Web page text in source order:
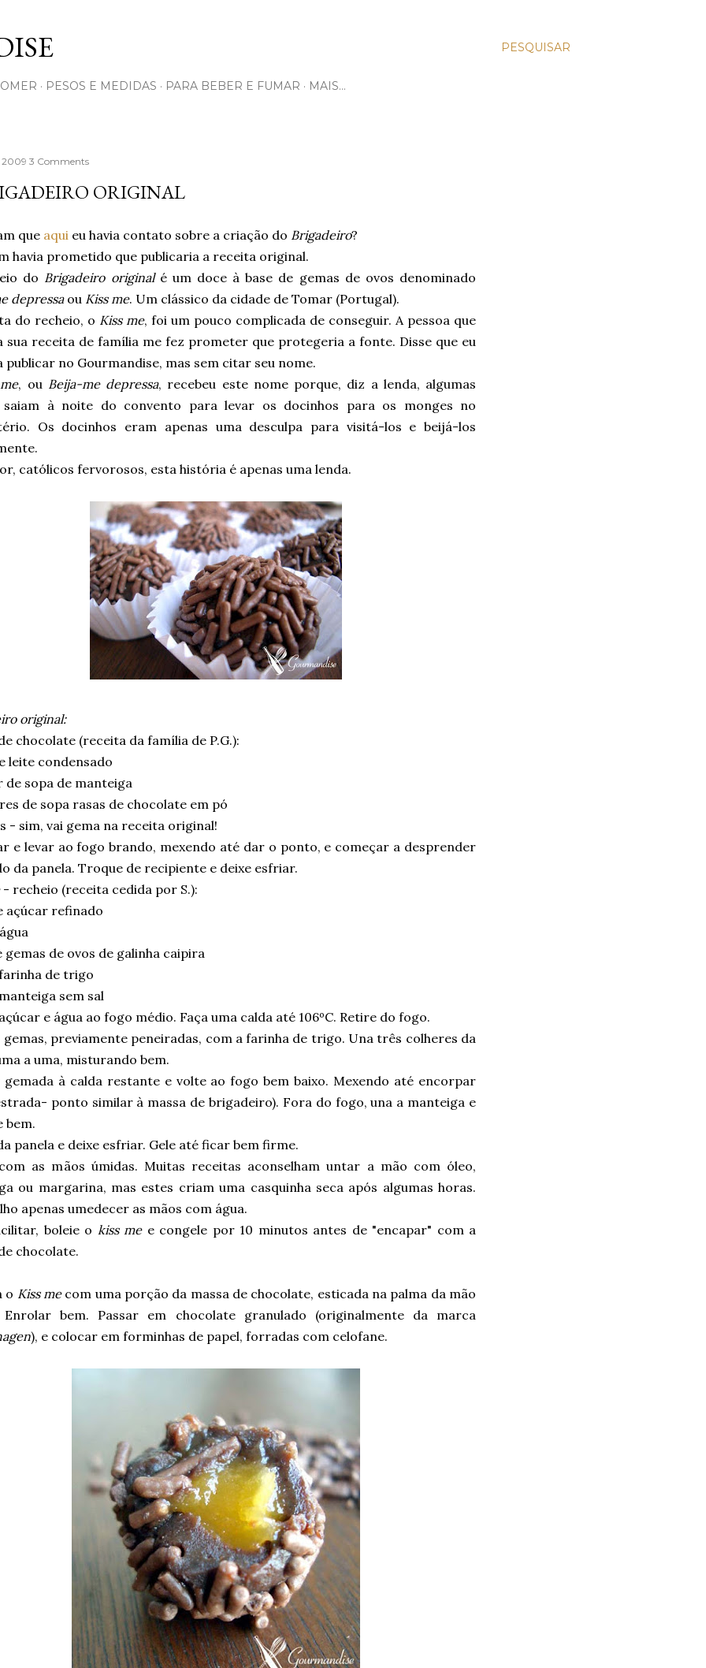
PESQUISAR
PESOS E MEDIDAS PARA BEBER E FUMAR MAIS…
2009 3 Comments
ORIGINAL
que aqui eu havia contato sobre a criação do Brigadeiro?
havia prometido que publicaria a receita original.
do Brigadeiro original é um doce à base de gemas de ovos denominado
depressaou Kiss me. Um clássico da cidade de Tomar (Portugal).
do recheio, o Kiss me, foi um pouco complicada de conseguir. A pessoa que
sua receita de família me fez prometer que protegeria a fonte. Disse que eu
publicar no Gourmandise, mas sem citar seu nome.
, ou Beija-me depressa, recebeu este nome porque, diz a lenda, algumas
à noite do convento para levar os docinhos para os monges no
Os docinhos eram apenas uma desculpa para visitá-los e beijá-los
católicos fervorosos, esta história é apenas uma lenda.
original:
chocolate (receita da família de P.G.):
leite condensado
de sopa de manteiga
de sopa rasas de chocolate em pó
- sim, vai gema na receita original!
e levar ao fogo brando, mexendo até dar o ponto, e começar a desprender
da panela. Troque de recipiente e deixe esfriar.
- recheio (receita cedida por S.):
açúcar refinado
gemas de ovos de galinha caipira
de trigo
sem sal
e água ao fogo médio. Faça uma calda até 106ºC. Retire do fogo.
gemas, previamente peneiradas, com a farinha de trigo. Una três colheres da
a uma, misturando bem.
gemada à calda restante e volte ao fogo bem baixo. Mexendo até encorpar
ponto similar à massa de brigadeiro). Fora do fogo, una a manteiga e
bem.
panela e deixe esfriar. Gele até ficar bem firme.
as mãos úmidas. Muitas receitas aconselham untar a mão com óleo,
ou margarina, mas estes criam uma casquinha seca após algumas horas.
apenas umedecer as mãos com água.
boleie o kiss mee congele por 10 minutos antes de "encapar" com a
chocolate.
o Kiss mecom uma porção da massa de chocolate, esticada na palma da mão
Enrolar bem. Passar em chocolate granulado (originalmente da marca
), e colocar em forminhas de papel, forradas com celofane.